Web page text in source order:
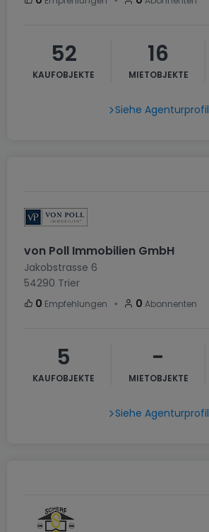
52
KAUFOBJEKTE
16
MIETOBJEKTE
Siehe Agenturprofil
von Poll Immobilien GmbH
Jakobstrasse 6
54290 Trier
0 Empfehlungen ・ 0 Abonnenten
5
KAUFOBJEKTE
-
MIETOBJEKTE
Siehe Agenturprofil